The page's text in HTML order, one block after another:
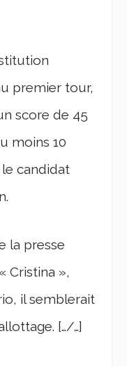
premier tour,
score de 45
moins 10
candidat
la presse
Cristina »,
il semblerait
[…/…]